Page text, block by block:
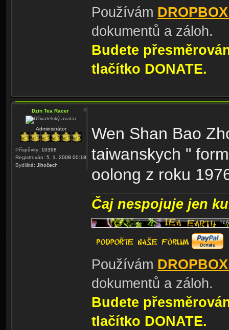
Používám
dokumentů a záloh.
Budete
tlačítko DONATE.
Dzin Tea Racer
Administrátor
Příspěvky: 10398
Registrován: 5. 1. 2008 00:18
Bydliště: Jihočech
Wen Shan Bao
taiwanskych "
oolong z roku
Čaj nespojuje jen
Používám
dokumentů a záloh.
Budete
tlačítko DONATE.